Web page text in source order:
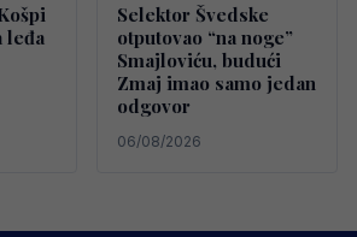
leđa
Selektor Švedske
otputovao “na noge”
Smajloviću, budući
Zmaj imao samo jedan
odgovor
06/08/2026